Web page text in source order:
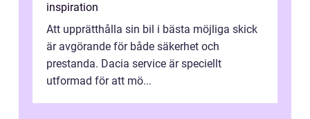
inspiration
Att upprätthålla sin bil i bästa möjliga skick
är avgörande för både säkerhet och
prestanda. Dacia service är speciellt
utformad för att mö...